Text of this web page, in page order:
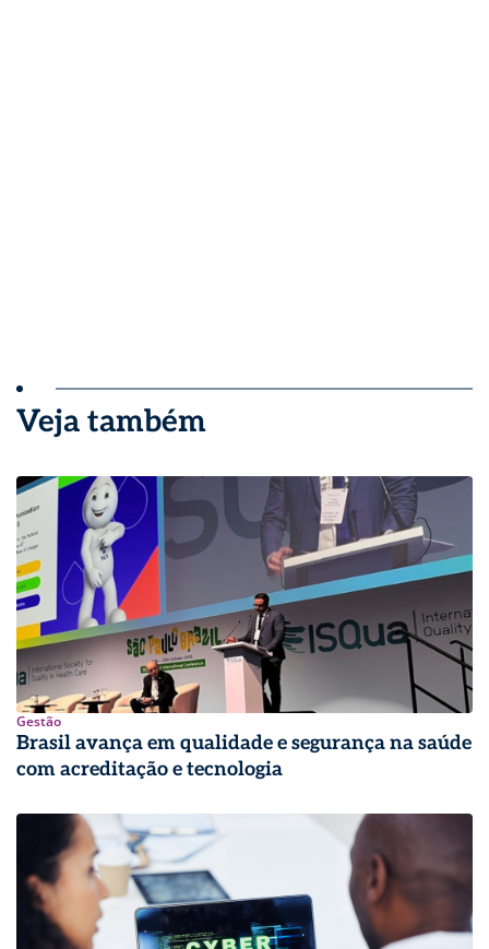
Veja também
Gestão
Brasil avança em qualidade e segurança na saúde
com acreditação e tecnologia